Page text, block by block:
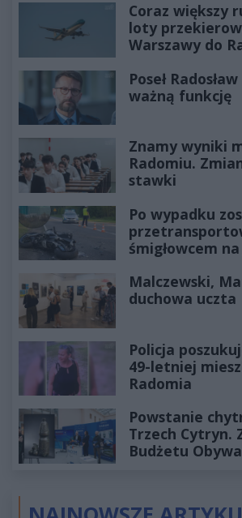
Coraz większy
loty
Warszawy do
Poseł
ważną funkcję
Znamy wyniki
Radomiu.
stawki
Po wypadku
śmigłowcem
Malczewski,
duchowa uczta
Policja
49-letniej
Radomia
Powstanie
Trzech Cytryn.
Budżetu